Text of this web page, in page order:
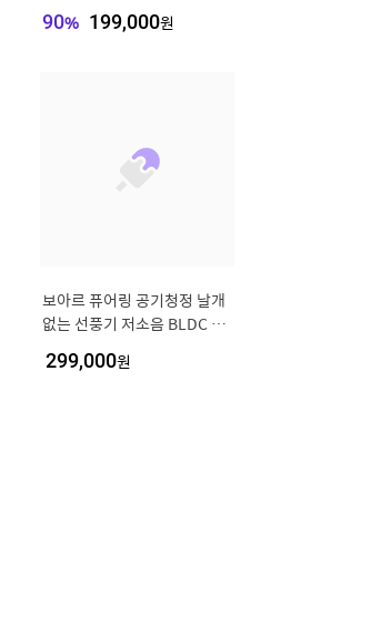
90% 199,000원
보아르 퓨어링 공기청정 날개
없는 선풍기 저소음 BLDC 무
생아 아기 방 무풍 무엽 리모컨
299,000원